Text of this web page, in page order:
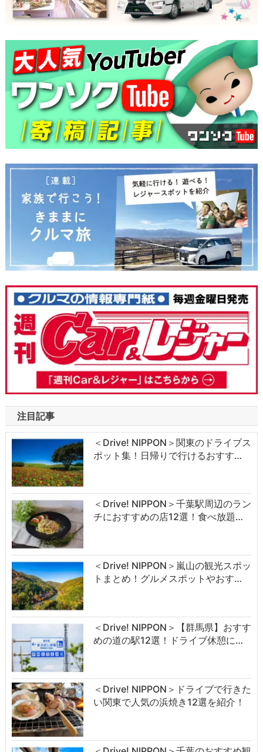
注目記事
＜Drive! NIPPON＞関東のドライブス
ポット集！日帰りで行けるおすす…
＜Drive! NIPPON＞千葉駅周辺のラン
チにおすすめの店12選！食べ放題…
＜Drive! NIPPON＞嵐山の観光スポッ
トまとめ！グルメスポットやおす…
＜Drive! NIPPON＞【群馬県】おすす
めの道の駅12選！ドライブ休憩に…
＜Drive! NIPPON＞ドライブで行きた
い関東で人気の浜焼き12選を紹介！